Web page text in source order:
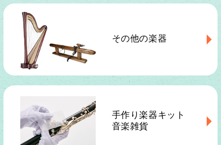
その他の楽器
手作り楽器キット
音楽雑貨